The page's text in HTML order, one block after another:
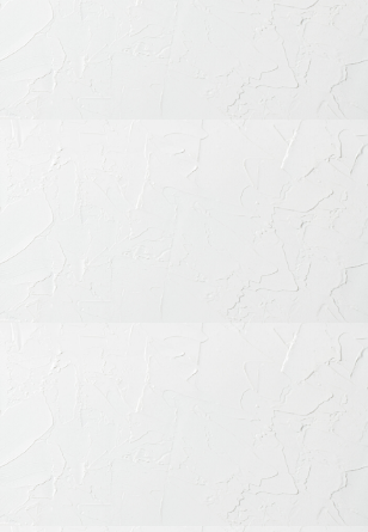
ています。歯科衛生士による徹底した口腔
なモニタリングによって、トラブルのない
います。
に基づく治療計画の立
、歯周病の有無や骨の状態、既存の補綴物
関節の状態などを総合的に評価する必要が
、CTやセファログラム、口腔内スキャナー
実施し、科学的根拠に基づいた治療方針を
要に応じて補綴・インプラント・歯周治療
歯科医療を提供します。